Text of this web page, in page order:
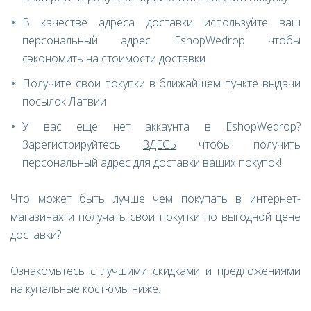
В качестве адреса доставки используйте ваш
персональный адрес EshopWedrop чтобы
сэкономить на стоимости доставки
Получите свои покупки в ближайшем пункте выдачи
посылок Латвии
У вас еще нет аккаунта в EshopWedrop?
Зарегистрируйтесь ЗДЕСЬ чтобы получить
персональный адрес для доставки ваших покупок!
Что может быть лучше чем покупать в интернет-
магазинах и получать свои покупки по выгодной цене
доставки?
Ознакомьтесь с лучшими скидками и предложениями
на купальные костюмы ниже: